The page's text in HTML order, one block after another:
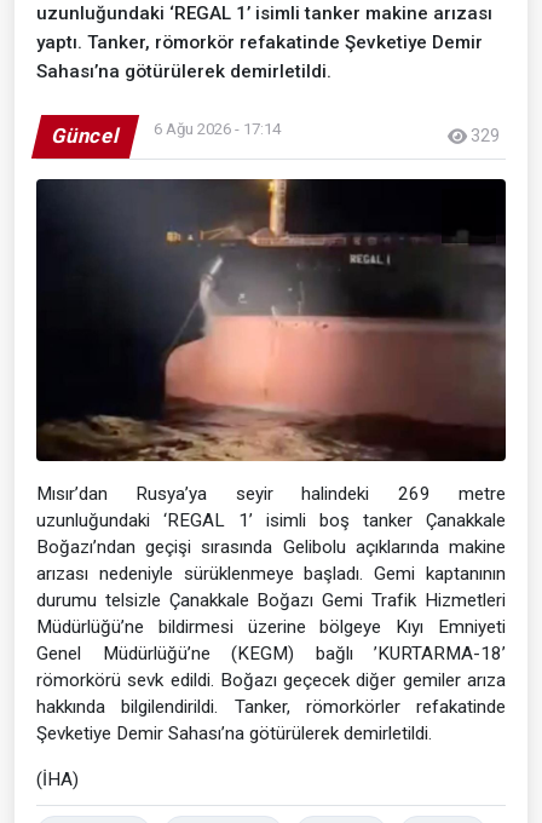
uzunluğundaki ‘REGAL 1’ isimli tanker makine arızası
yaptı. Tanker, römorkör refakatinde Şevketiye Demir
Sahası’na götürülerek demirletildi.
Güncel 6 Ağu 2026 - 17:14 329
Mısır’dan Rusya’ya seyir halindeki 269 metre
uzunluğundaki ‘REGAL 1’ isimli boş tanker Çanakkale
Boğazı’ndan geçişi sırasında Gelibolu açıklarında makine
arızası nedeniyle sürüklenmeye başladı. Gemi kaptanının
durumu telsizle Çanakkale Boğazı Gemi Trafik Hizmetleri
Müdürlüğü’ne bildirmesi üzerine bölgeye Kıyı Emniyeti
Genel Müdürlüğü’ne (KEGM) bağlı ’KURTARMA-18’
römorkörü sevk edildi. Boğazı geçecek diğer gemiler arıza
hakkında bilgilendirildi. Tanker, römorkörler refakatinde
Şevketiye Demir Sahası’na götürülerek demirletildi.
(İHA)